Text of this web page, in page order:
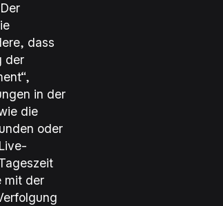
dass
der
,
in der
die
oder
mit der